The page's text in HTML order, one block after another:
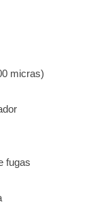
micras)
fugas